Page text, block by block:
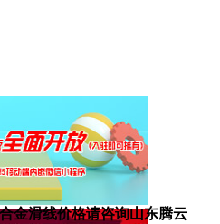
金滑线价格请咨询山东腾云